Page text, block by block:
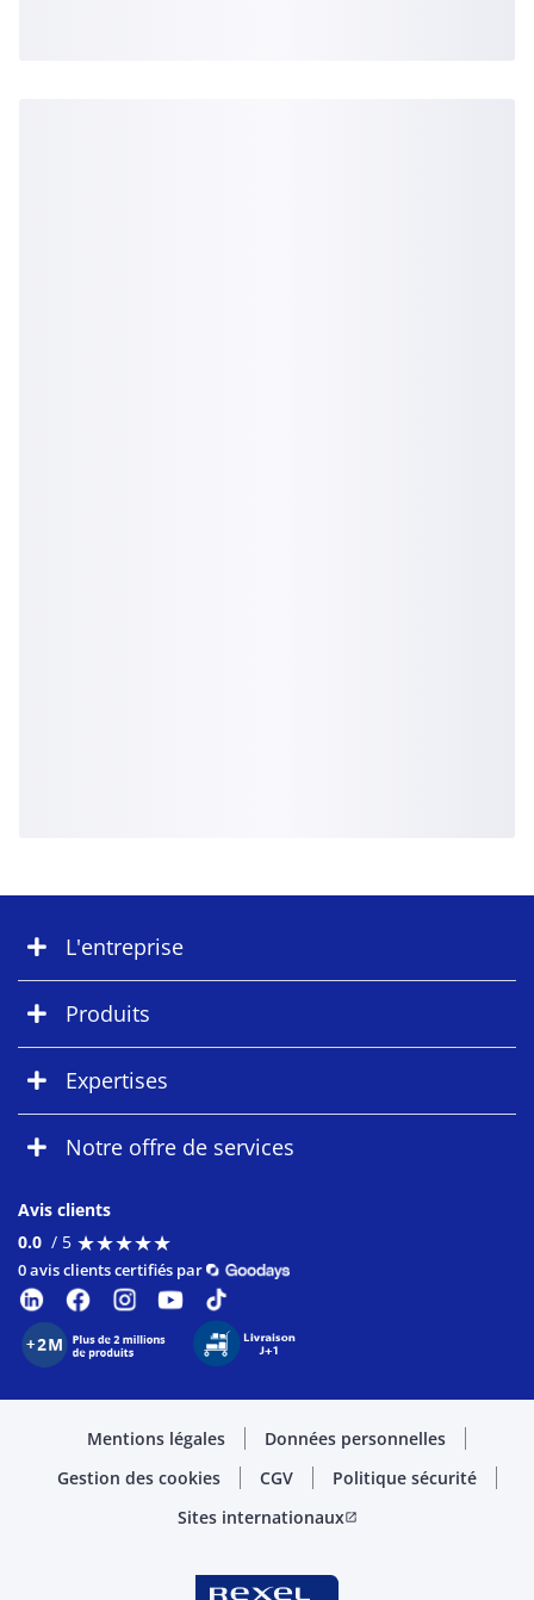
L'entreprise
Produits
Expertises
Notre offre de services
Avis clients
0.0 / 5 ★★★★★
★★★★★
0 avis clients certifiés par
Mentions légales
Données personnelles
Gestion des cookies
CGV
Politique sécurité
Sites internationauxopen_in_new